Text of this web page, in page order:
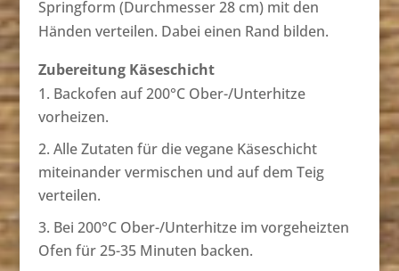
Springform (Durchmesser 28 cm) mit den
Händen verteilen. Dabei einen Rand bilden.
Zubereitung Käseschicht
Backofen auf 200°C Ober-/Unterhitze
vorheizen.
Alle Zutaten für die vegane Käseschicht
miteinander vermischen und auf dem Teig
verteilen.
Bei 200°C Ober-/Unterhitze im vorgeheizten
Ofen für 25-35 Minuten backen.